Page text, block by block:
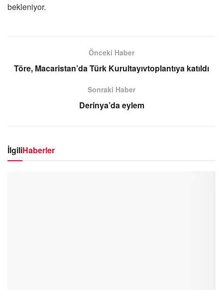
bekleniyor.
Önceki Haber
Töre, Macaristan’da Türk Kurultayıvtoplantıya katıldı
Sonraki Haber
Derinya’da eylem
İlgiliHaberler